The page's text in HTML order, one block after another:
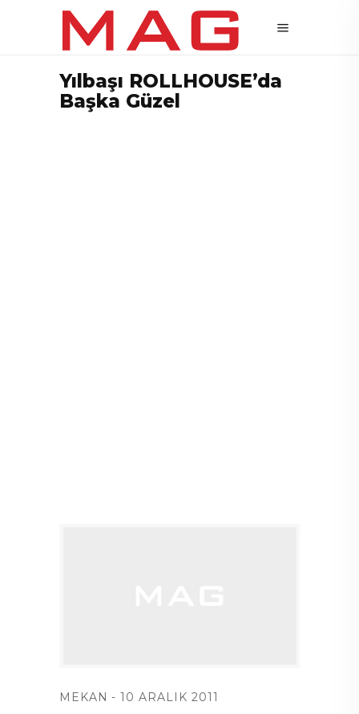
Yılbaşı ROLLHOUSE’da
Başka Güzel
MEKAN 10 ARALIK 2011